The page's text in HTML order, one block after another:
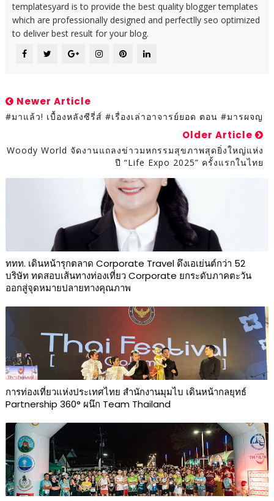
templatesyard is to provide the best quality blogger templates
which are professionally designed and perfectlly seo optimized
to deliver best result for your blog.
Newer Article
#มาแล้ว! เบื้องหลังซีรี่ส์ #เรื่องเล่าอาจารย์ยอด ตอน #มารผจญ
Older Article
Woody World จัดงานแถลงข่าวมหกรรมสุขภาพสุดยิ่งใหญ่แห่ง
ปี “Life Expo 2025” ครั้งแรกในไทย
ททท. เดินหน้ารุกตลาด Corporate Travel ดึงเอเย่นต์กว่า 52
บริษัท ทดสอบเส้นทางท่องเที่ยว Corporate ยกระดับภาคตะวัน
ออกสู่จุดหมายปลายทางคุณภาพ
การท่องเที่ยวแห่งประเทศไทย สำนักงานมุมไบ เดินหน้ากลยุทธ์
Partnership 360° ผนึก Team Thailand